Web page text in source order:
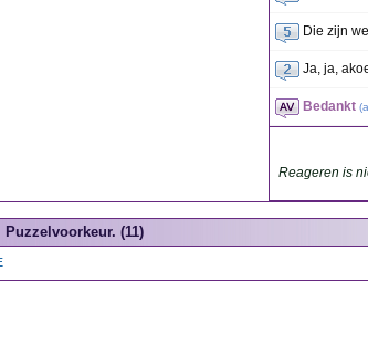
Die zijn
Ja, ja,
Bedankt (
Reageren is
Puzzelvoorkeur. (11)